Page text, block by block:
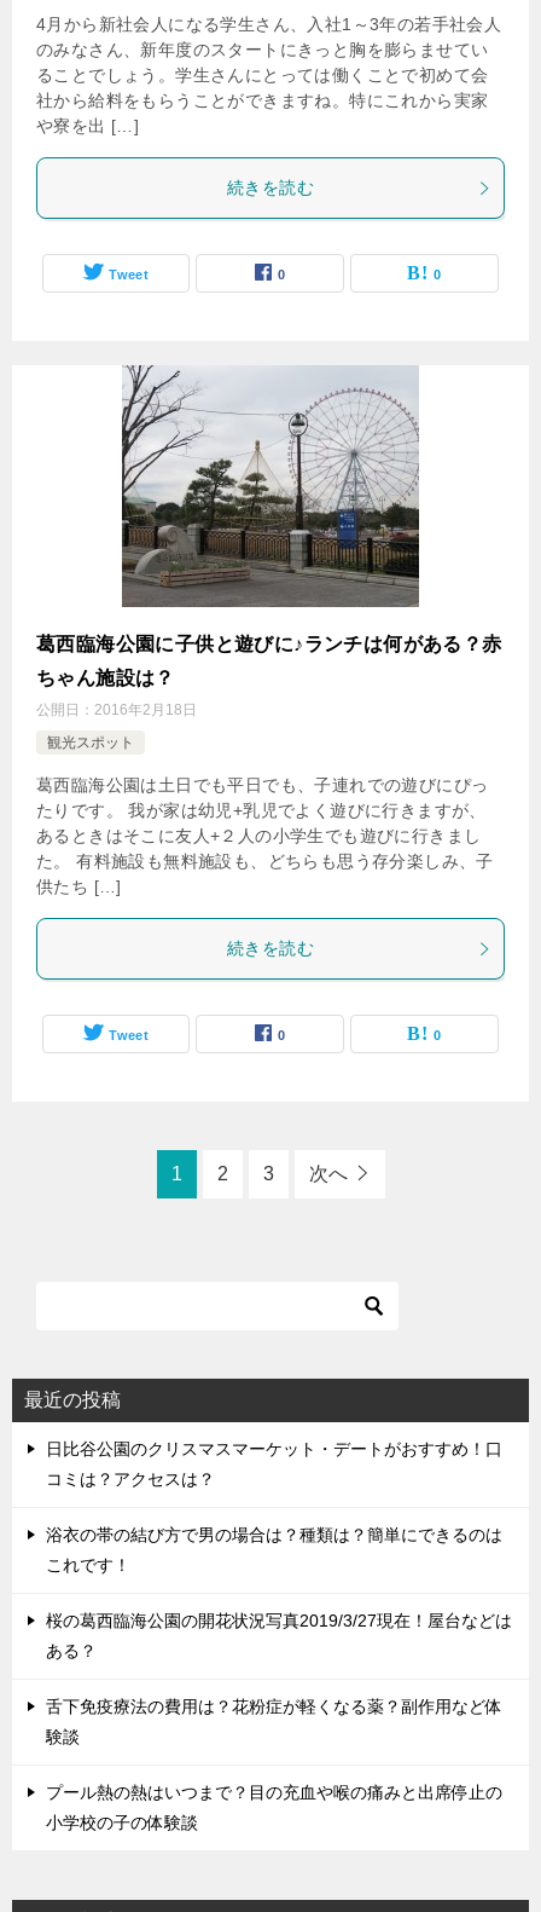
4月から新社会人になる学生さん、入社1～3年の若手社会人
のみなさん、新年度のスタートにきっと胸を膨らませてい
ることでしょう。学生さんにとっては働くことで初めて会
社から給料をもらうことができますね。特にこれから実家
や寮を出 […]
続きを読む
Tweet 0 0
葛西臨海公園に子供と遊びに♪ランチは何がある？赤
ちゃん施設は？
公開日： 2016年2月18日
観光スポット
葛西臨海公園は土日でも平日でも、子連れでの遊びにぴっ
たりです。 我が家は幼児+乳児でよく遊びに行きますが、
あるときはそこに友人+２人の小学生でも遊びに行きまし
た。 有料施設も無料施設も、どちらも思う存分楽しみ、子
供たち […]
続きを読む
Tweet 0 0
1 2 3 次へ
最近の投稿
日比谷公園のクリスマスマーケット・デートがおすすめ！口
コミは？アクセスは？
浴衣の帯の結び方で男の場合は？種類は？簡単にできるのは
これです！
桜の葛西臨海公園の開花状況写真2019/3/27現在！屋台などは
ある？
舌下免疫療法の費用は？花粉症が軽くなる薬？副作用など体
験談
プール熱の熱はいつまで？目の充血や喉の痛みと出席停止の
小学校の子の体験談